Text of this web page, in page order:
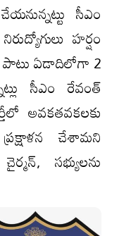
సీఎం
హర్షం
పాటు ఏడాదిలోగా 2
సీఎం రేవంత్
అవకతవకలకు
చేశామని
సభ్యులను